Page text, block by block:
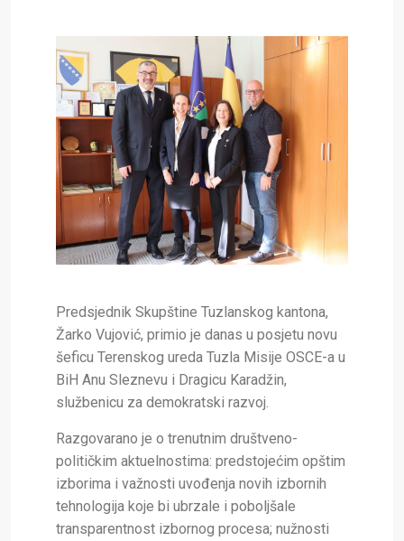
Predsjednik Skupštine Tuzlanskog kantona,
Žarko Vujović, primio je danas u posjetu novu
šeficu Terenskog ureda Tuzla Misije OSCE-a u
BiH Anu Sleznevu i Dragicu Karadžin,
službenicu za demokratski razvoj.
Razgovarano je o trenutnim društveno-
političkim aktuelnostima: predstojećim opštim
izborima i važnosti uvođenja novih izbornih
tehnologija koje bi ubrzale i poboljšale
transparentnost izbornog procesa; nužnosti